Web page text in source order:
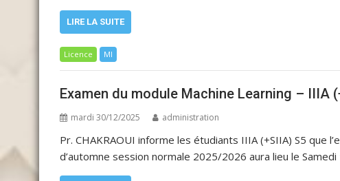
LIRE LA SUITE
Licence MI
Examen du module Machine Learning – IIIA
mardi 30/12/2025 administration
Pr. CHAKRAOUI informe les étudiants IIIA (+SIIA) S5 que
d’automne session normale 2025/2026 aura lieu le